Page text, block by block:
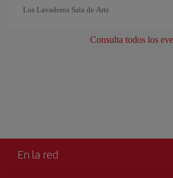
Los Lavaderos Sala de Arte
Consulta todos los
En la red